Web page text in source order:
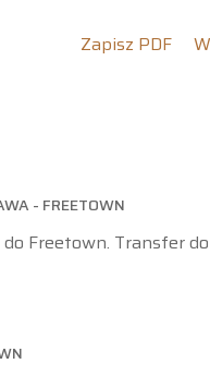
Zapisz PDF
- FREETOWN
Freetown. Transfer